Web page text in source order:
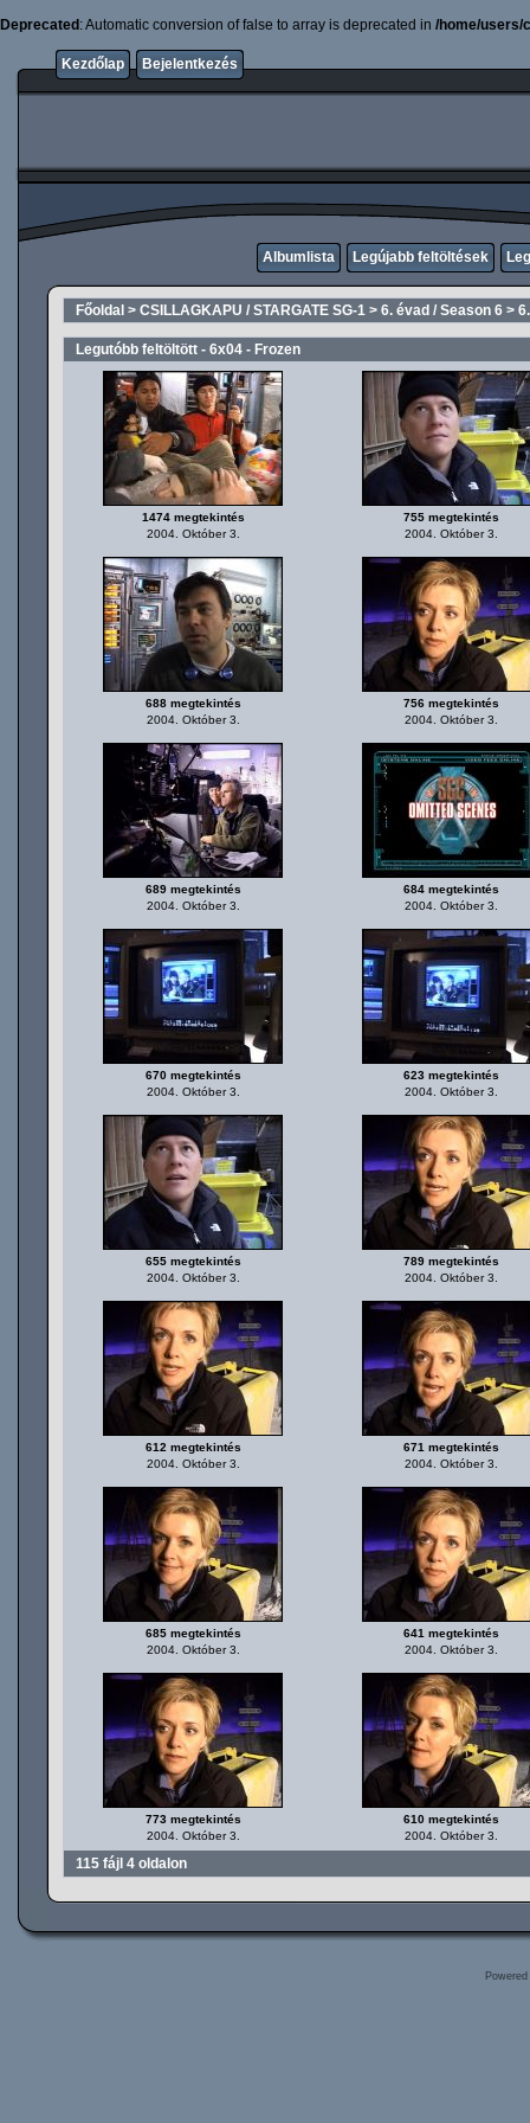
Deprecated : Automatic conversion of false to array is deprecated in /home/users/
Kezdőlap Bejelentkezés
Albumlista Legújabb feltöltések
Főoldal > CSILLAGKAPU / STARGATE SG-1 > 6. évad / Season 6 >
Legutóbb feltöltött - 6x04 - Frozen
1474 megtekintés
2004. Október 3.
755 megtekintés
2004. Október 3.
688 megtekintés
2004. Október 3.
756 megtekintés
2004. Október 3.
689 megtekintés
2004. Október 3.
684 megtekintés
2004. Október 3.
670 megtekintés
2004. Október 3.
623 megtekintés
2004. Október 3.
655 megtekintés
2004. Október 3.
789 megtekintés
2004. Október 3.
612 megtekintés
2004. Október 3.
671 megtekintés
2004. Október 3.
685 megtekintés
2004. Október 3.
641 megtekintés
2004. Október 3.
773 megtekintés
2004. Október 3.
610 megtekintés
2004. Október 3.
115 fájl 4 oldalon